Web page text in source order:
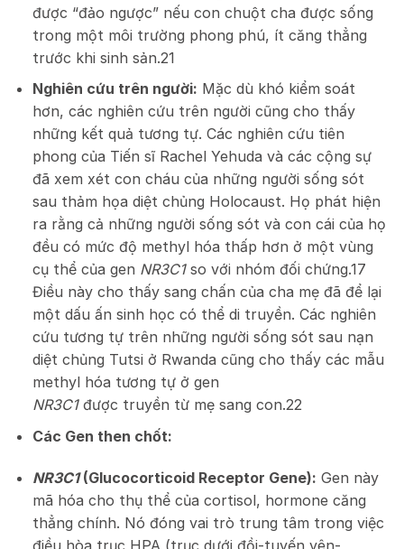
được “đảo ngược” nếu con chuột cha được sống
trong một môi trường phong phú, ít căng thẳng
trước khi sinh sản.21
Nghiên cứu trên người: Mặc dù khó kiểm soát
hơn, các nghiên cứu trên người cũng cho thấy
những kết quả tương tự. Các nghiên cứu tiên
phong của Tiến sĩ Rachel Yehuda và các cộng sự
đã xem xét con cháu của những người sống sót
sau thảm họa diệt chủng Holocaust. Họ phát hiện
ra rằng cả những người sống sót và con cái của họ
đều có mức độ methyl hóa thấp hơn ở một vùng
cụ thể của gen NR3C1so với nhóm đối chứng.17
Điều này cho thấy sang chấn của cha mẹ đã để lại
một dấu ấn sinh học có thể di truyền. Các nghiên
cứu tương tự trên những người sống sót sau nạn
diệt chủng Tutsi ở Rwanda cũng cho thấy các mẫu
methyl hóa tương tự ở gen
NR3C1được truyền từ mẹ sang con.22
Các Gen then chốt:
NR3C1(Glucocorticoid Receptor Gene): Gen này
mã hóa cho thụ thể của cortisol, hormone căng
thẳng chính. Nó đóng vai trò trung tâm trong việc
điều hòa trục HPA (trục dưới đồi-tuyến yên-